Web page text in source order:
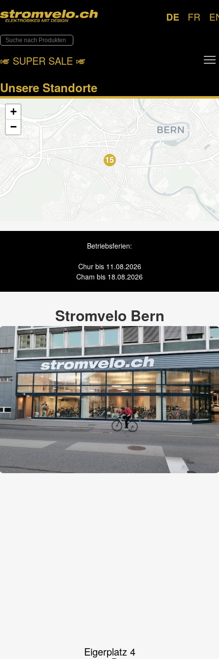
DE FR
🎺︎ SUPER SALE 🎺︎
Unsere Standorte
15
+
−
Betriebsferien:
Chur bis 11.08.2026
Cham bis 18.08.2026
Stromvelo Bern
Eigerplatz 4